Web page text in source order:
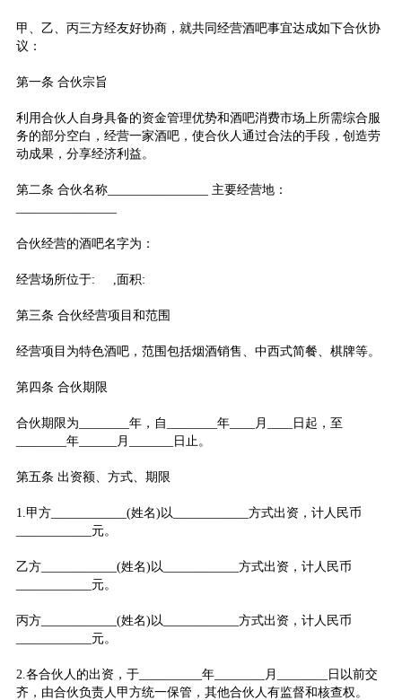
甲、乙、丙三方经友好协商，就共同经营酒吧事宜达成如下合伙协
议：
第一条 合伙宗旨
利用合伙人自身具备的资金管理优势和酒吧消费市场上所需综合服
务的部分空白，经营一家酒吧，使合伙人通过合法的手段，创造劳
动成果，分享经济利益。
第二条 合伙名称________
主要经营地：
合伙经营的酒吧名字为：
经营场所位于: ,面积:
第三条 合伙经营项目和范围
经营项目为特色酒吧，范围包括烟酒销售、中西式简餐、棋牌等。
第四条 合伙期限
合伙期限为________年，自________年____月____日起，至
________年______月_______日止。
第五条 出资额、方式、期限
1.甲方____________(姓名)以____________方式出资，计人民币
____________元。
乙方____________(姓名)以____________方式出资，计人民币
____________元。
丙方____________(姓名)以____________方式出资，计人民币
____________元。
2.各合伙人的出资，于__________年________月________日以前交
齐，由合伙负责人甲方统一保管，其他合伙人有监督和核查权。